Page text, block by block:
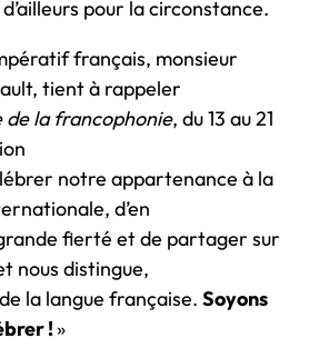
pour la circonstance.
français, monsieur
tient à rappeler
de la francophonie, du 13 au 21
notre appartenance à la
d’en
fierté et de partager sur
nous distingue,
la langue française. Soyons
!»